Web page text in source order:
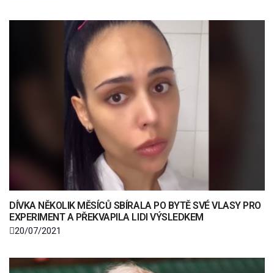
DÍVKA NĚKOLIK MĚSÍCŮ SBÍRALA PO BYTĚ SVÉ VLASY PRO
EXPERIMENT A PŘEKVAPILA LIDI VÝSLEDKEM
20/07/2021